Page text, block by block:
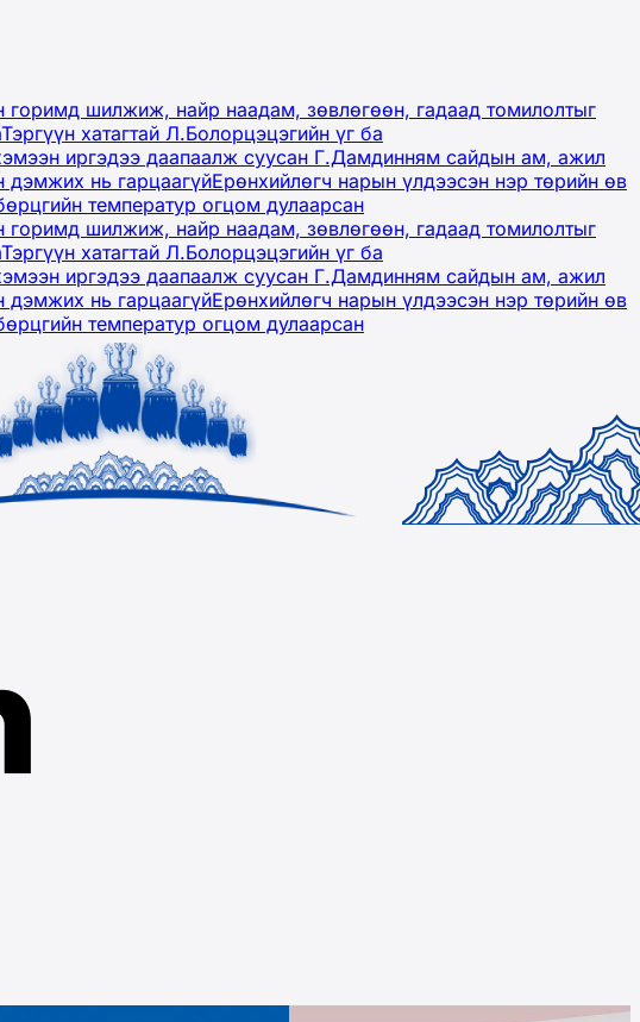
горимд шилжиж, найр наадам, зөвлөгөөн, гадаад томилолтыг
Тэргүүн хатагтай Л.Болорцэцэгийн үг ба
иргэдээ даапаалж суусан Г.Дамдинням сайдын ам, ажил
дэмжих нь гарцаагүйЕрөнхийлөгч нарын үлдээсэн нэр төрийн өв
температур огцом дулаарсан
горимд шилжиж, найр наадам, зөвлөгөөн, гадаад томилолтыг
Тэргүүн хатагтай Л.Болорцэцэгийн үг ба
иргэдээ даапаалж суусан Г.Дамдинням сайдын ам, ажил
дэмжих нь гарцаагүйЕрөнхийлөгч нарын үлдээсэн нэр төрийн өв
температур огцом дулаарсан